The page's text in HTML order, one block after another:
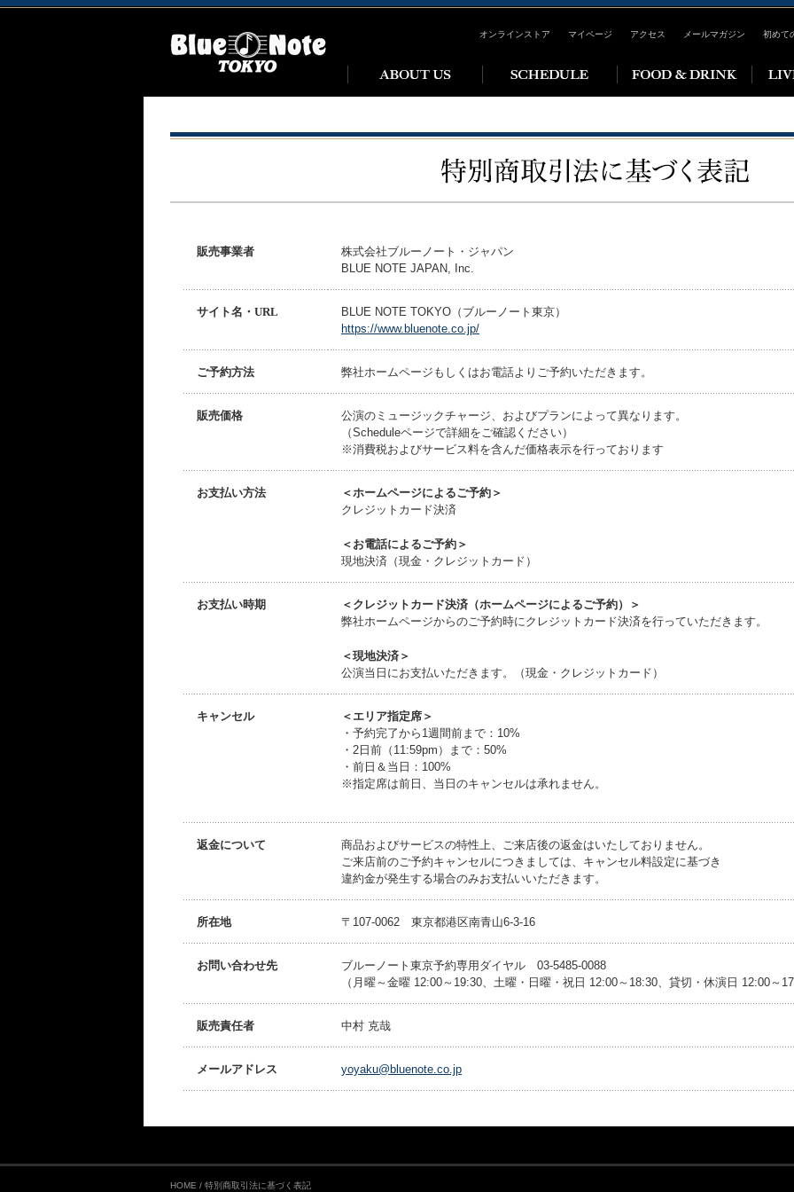
オンラインストア マイページ アクセス メールマガジン 初めて
販売事業者
株式会社ブルーノート・ジャパン
BLUE NOTE JAPAN, Inc.
サイト名・URL
BLUE NOTE TOKYO（ブルーノート東京）
https://www.bluenote.co.jp/
ご予約方法 弊社ホームページもしくはお電話よりご予約いただきます。
販売価格
公演のミュージックチャージ、およびプランによって異なります。
（Scheduleページで詳細をご確認ください）
※消費税およびサービス料を含んだ価格表示を行っております
お支払い方法
＜ホームページによるご予約＞
クレジットカード決済
＜お電話によるご予約＞
現地決済（現金・クレジットカード）
お支払い時期
＜クレジットカード決済（ホームページによるご予約）＞
弊社ホームページからのご予約時にクレジットカード決済を行っていただきます。
＜現地決済＞
公演当日にお支払いただきます。（現金・クレジットカード）
キャンセル
＜エリア指定席＞
・予約完了から1週間前まで：10%
・2日前（11:59pm）まで：50%
・前日＆当日：100%
※指定席は前日、当日のキャンセルは承れません。
返金について
商品およびサービスの特性上、ご来店後の返金はいたしておりません。
ご来店前のご予約キャンセルにつきましては、キャンセル料設定に基づき
違約金が発生する場合のみお支払いいただきます。
所在地 〒107-0062 東京都港区南青山6-3-16
お問い合わせ先
ブルーノート東京予約専用ダイヤル 03-5485-0088
（月曜～金曜 12:00～19:30、土曜・日曜・祝日 12:00～18:30、貸切・休演日 12:00～
販売責任者 中村 克哉
メールアドレス yoyaku@bluenote.co.jp
HOME / 特別商取引法に基づく表記